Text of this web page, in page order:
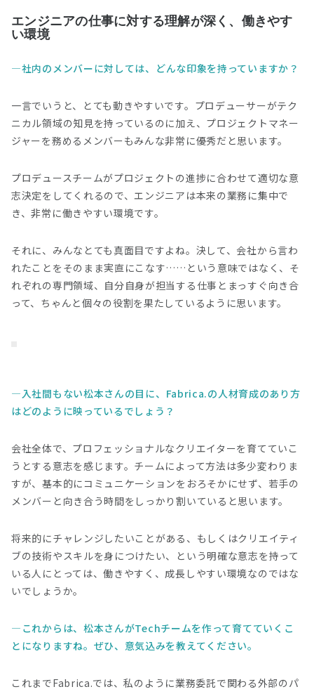
エンジニアの仕事に対する理解が深く、働きやす
い環境
社内のメンバーに対しては、どんな印象を持っていますか？
一言でいうと、とても動きやすいです。プロデューサーがテク
ニカル領域の知見を持っているのに加え、プロジェクトマネー
ジャーを務めるメンバーもみんな非常に優秀だと思います。
プロデュースチームがプロジェクトの進捗に合わせて適切な意
志決定をしてくれるので、エンジニアは本来の業務に集中で
き、非常に働きやすい環境です。
それに、みんなとても真面目ですよね。決して、会社から言わ
れたことをそのまま実直にこなす……という意味ではなく、そ
れぞれの専門領域、自分自身が担当する仕事とまっすぐ向き合
って、ちゃんと個々の役割を果たしているように思います。
入社間もない松本さんの目に、Fabrica.の人材育成のあり方
はどのように映っているでしょう？
会社全体で、プロフェッショナルなクリエイターを育てていこ
うとする意志を感じます。チームによって方法は多少変わりま
すが、基本的にコミュニケーションをおろそかにせず、若手の
メンバーと向き合う時間をしっかり割いていると思います。
将来的にチャレンジしたいことがある、もしくはクリエイティ
ブの技術やスキルを身につけたい、という明確な意志を持って
いる人にとっては、働きやすく、成長しやすい環境なのではな
いでしょうか。
これからは、松本さんがTechチームを作って育てていくこ
とになりますね。ぜひ、意気込みを教えてください。
これまでFabrica.では、私のように業務委託で関わる外部のパ